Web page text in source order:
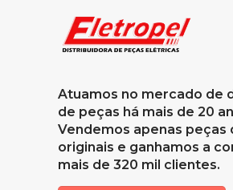
Atuamos no mercado de
de peças há mais de 20
Vendemos apenas peças
originais e ganhamos a
mais de 320 mil clientes.